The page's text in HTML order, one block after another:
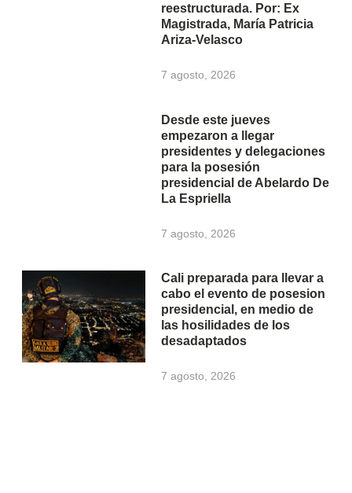
reestructurada. Por: Ex
Magistrada, María Patricia
Ariza-Velasco
7 agosto, 2026
Desde este jueves
empezaron a llegar
presidentes y delegaciones
para la posesión
presidencial de Abelardo De
La Espriella
7 agosto, 2026
Cali preparada para llevar a
cabo el evento de posesion
presidencial, en medio de
las hosilidades de los
desadaptados
7 agosto, 2026